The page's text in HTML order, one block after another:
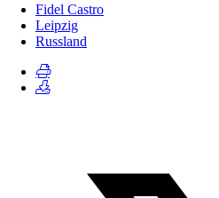
Fidel Castro
Leipzig
Russland